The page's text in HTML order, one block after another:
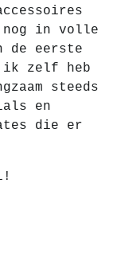
nog in volle
de eerste
zelf heb
steeds
en
die er